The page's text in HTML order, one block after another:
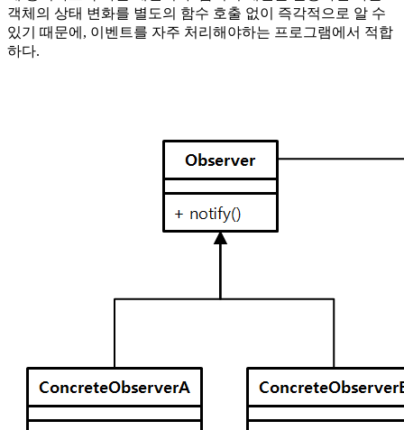
객체의 상태 변화를 별도의 함수 호출 없이 즉각적으로 알 수
있기 때문에, 이벤트를 자주 처리해야하는 프로그램에서 적합
하다.